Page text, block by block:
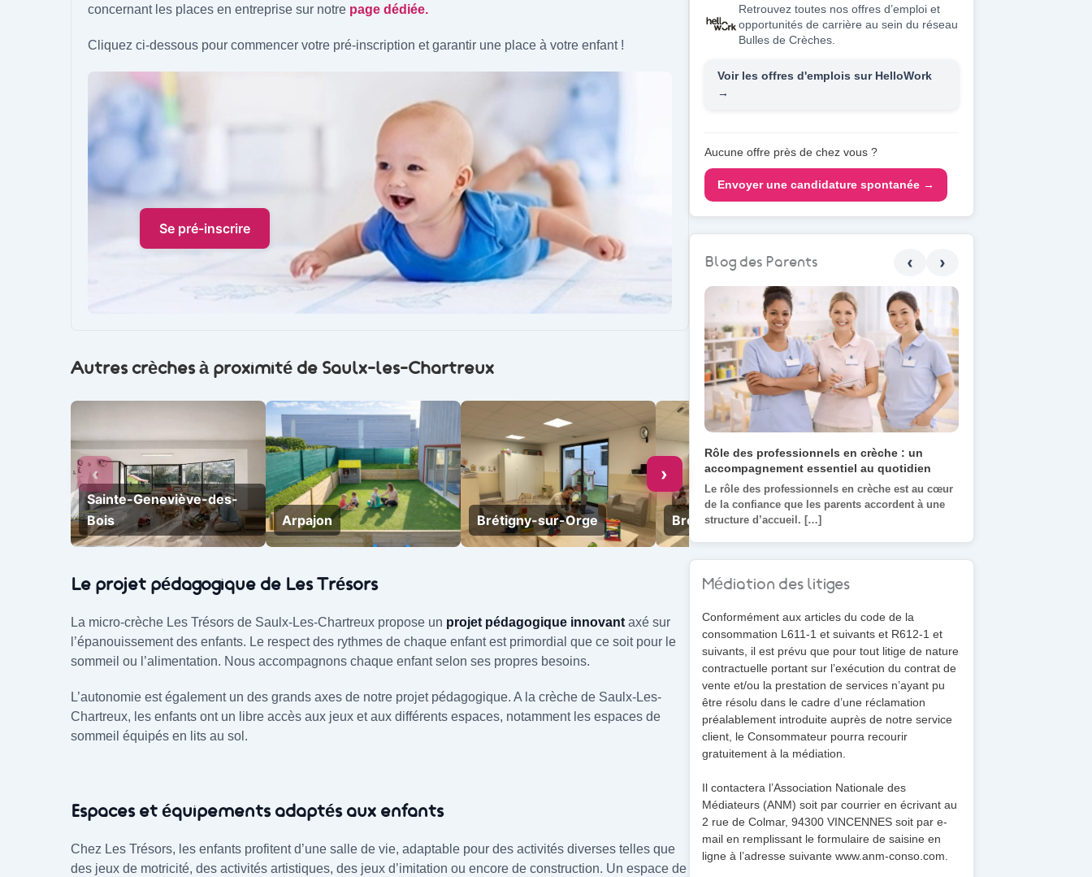
concernant les places en entreprise sur notre page dédiée.
Cliquez ci-dessous pour commencer votre pré-inscription et garantir une place à votre enfant !
Se pré-inscrire
Autres crèches à proximité de Saulx-les-Chartreux
‹ ›
Sainte-Geneviève-des-
Bois
Arpajon Brétigny-sur-Orge Brétigny-sur-Orge
Notre projet pédagogique
Le projet pédagogique de Les Trésors
La micro-crèche Les Trésors de Saulx-Les-Chartreux propose un projet pédagogique innovantaxé sur
l’épanouissement des enfants. Le respect des rythmes de chaque enfant est primordial que ce soit pour le
sommeil ou l’alimentation. Nous accompagnons chaque enfant selon ses propres besoins.
L’autonomie est également un des grands axes de notre projet pédagogique. A la crèche de Saulx-Les-
Chartreux, les enfants ont un libre accès aux jeux et aux différents espaces, notamment les espaces de
sommeil équipés en lits au sol.
Espaces et équipements adaptés aux enfants
Chez Les Trésors, les enfants profitent d’une salle de vie, adaptable pour des activités diverses telles que
des jeux de motricité, des activités artistiques, des jeux d’imitation ou encore de construction. Un espace de
Retrouvez toutes nos offres d’emploi et
opportunités de carrière au sein du réseau
Bulles de Crèches.
Voir les offres d'emplois sur HelloWork
→
Aucune offre près de chez vous ?
Envoyer une candidature spontanée →
Blog des Parents ‹ ›
Rôle des professionnels en crèche : un
accompagnement essentiel au quotidien
Le rôle des professionnels en crèche est au cœur
de la confiance que les parents accordent à une
structure d’accueil. […]
Médiation des litiges
Conformément aux articles du code de la
consommation L611-1 et suivants et R612-1 et
suivants, il est prévu que pour tout litige de nature
contractuelle portant sur l’exécution du contrat de
vente et/ou la prestation de services n’ayant pu
être résolu dans le cadre d’une réclamation
préalablement introduite auprès de notre service
client, le Consommateur pourra recourir
gratuitement à la médiation.
Il contactera l’Association Nationale des
Médiateurs (ANM) soit par courrier en écrivant au
2 rue de Colmar, 94300 VINCENNES soit par e-
mail en remplissant le formulaire de saisine en
ligne à l’adresse suivante www.anm-conso.com.